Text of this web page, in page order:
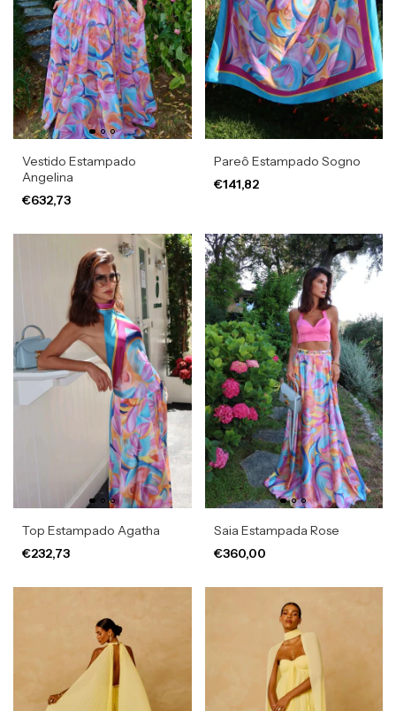
Vestido Estampado
Angelina
€632,73
Pareô Estampado Sogno
€141,82
Top Estampado Agatha
€232,73
Saia Estampada Rose
€360,00